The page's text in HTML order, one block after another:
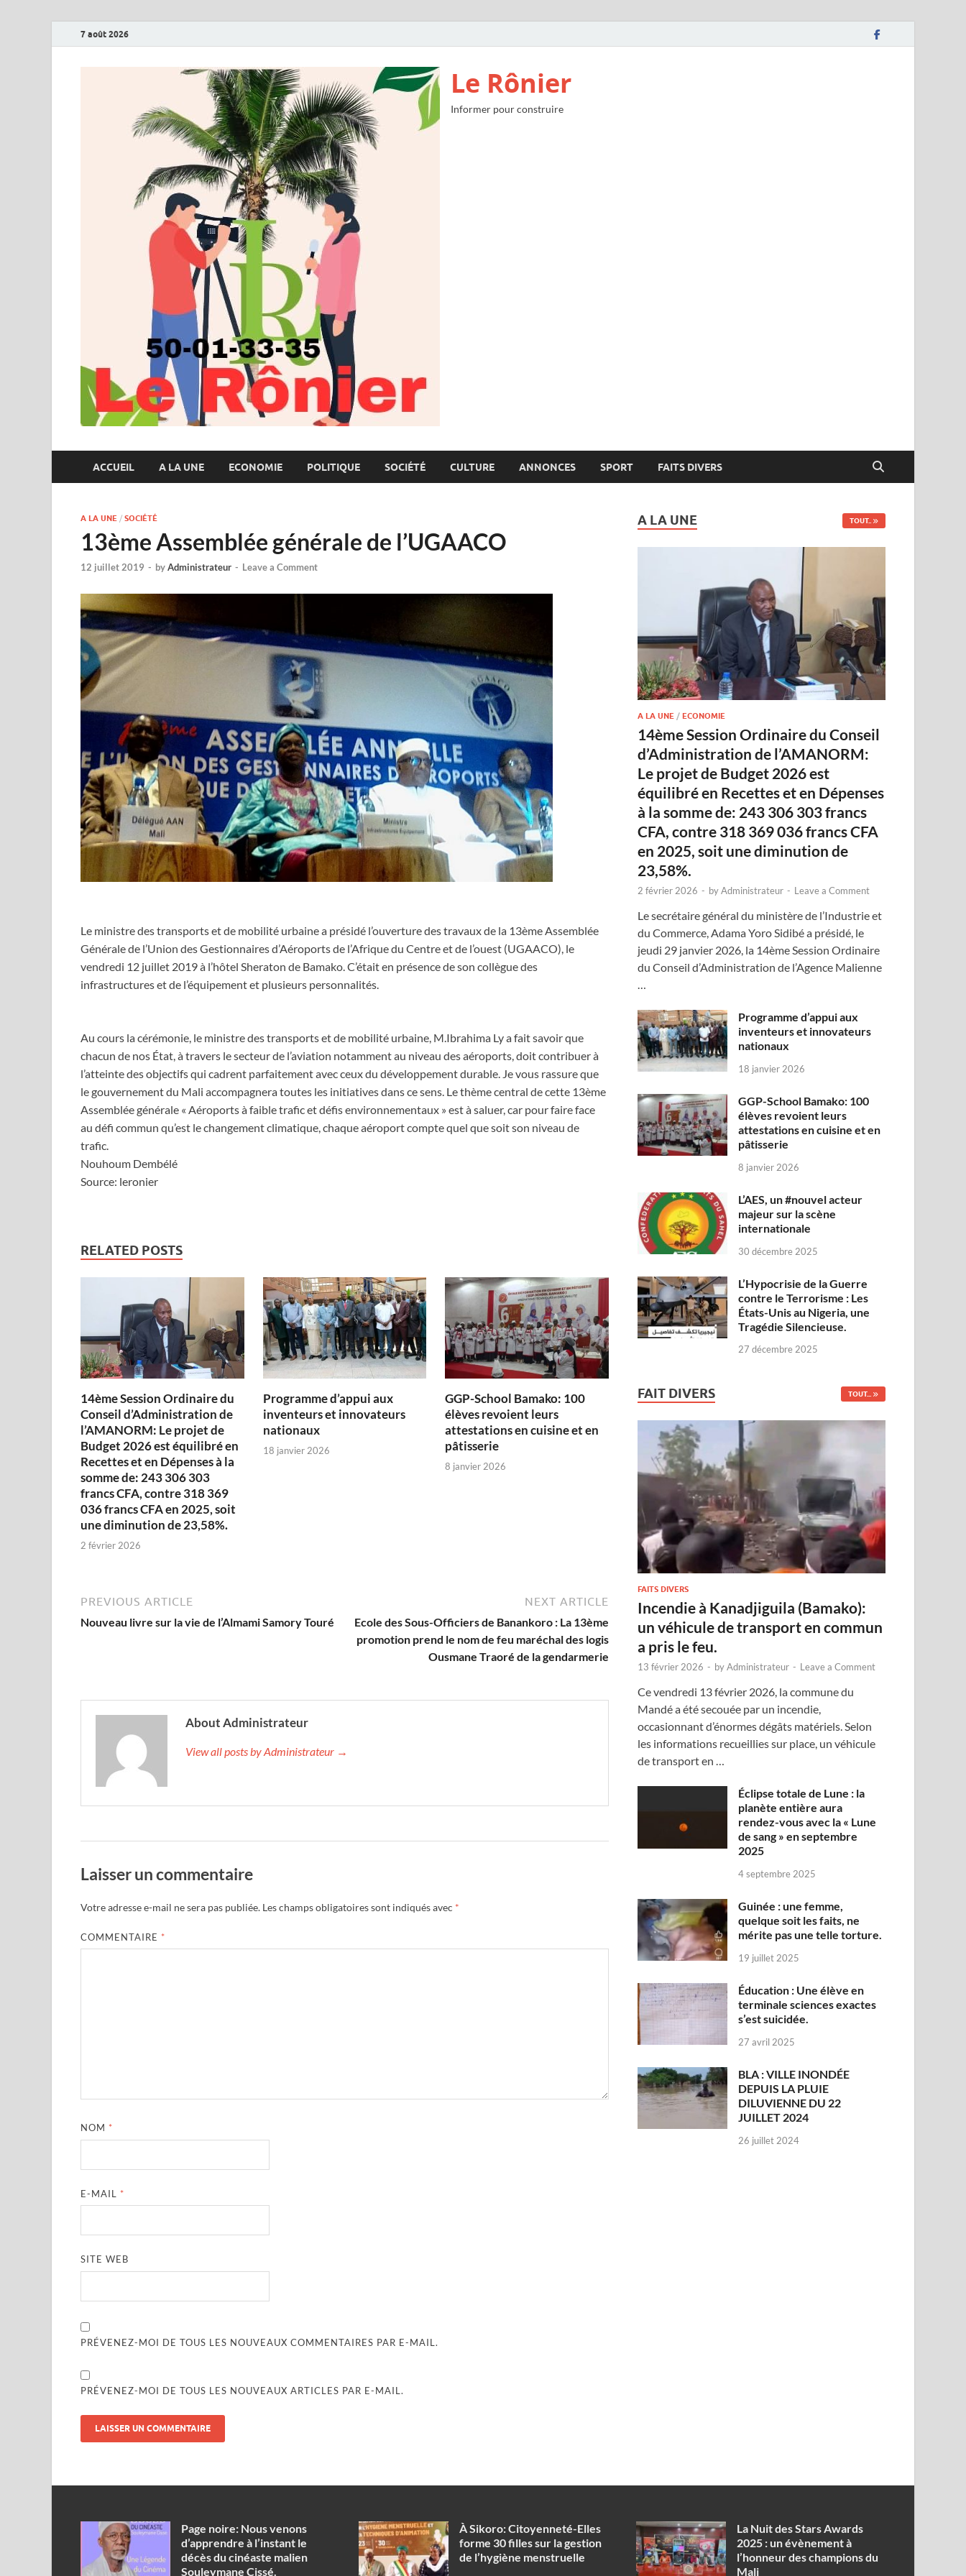
7 août 2026
Le Rônier
Informer pour construire
ACCUEIL A LA UNE ECONOMIE POLITIQUE SOCIÉTÉ CULTURE ANNONCES SPORT FAITS DIVERS
A LA UNE / SOCIÉTÉ
13ème Assemblée générale de l’UGAACO
12 juillet 2019 - byAdministrateur - Leave a Comment
Le ministre des transports et de mobilité urbaine a présidé l’ouverture des travaux de la 13ème Assemblée
Générale de l’Union des Gestionnaires d’Aéroports de l’Afrique du Centre et de l’ouest (UGAACO), le
vendredi 12 juillet 2019 à l’hôtel Sheraton de Bamako. C’était en présence de son collègue des
infrastructures et de l’équipement et plusieurs personnalités.
Au cours la cérémonie, le ministre des transports et de mobilité urbaine, M.Ibrahima Ly a fait savoir que
chacun de nos État, à travers le secteur de l’aviation notamment au niveau des aéroports, doit contribuer à
l’atteinte des objectifs qui cadrent parfaitement avec ceux du développement durable. Je vous rassure que
le gouvernement du Mali accompagnera toutes les initiatives dans ce sens. Le thème central de cette 13ème
Assemblée générale « Aéroports à faible trafic et défis environnementaux » est à saluer, car pour faire face
au défi commun qu’est le changement climatique, chaque aéroport compte quel que soit son niveau de
trafic.
Nouhoum Dembélé
Source: leronier
RELATED POSTS
14ème Session Ordinaire du
Conseil d’Administration de
l’AMANORM: Le projet de
Budget 2026 est équilibré en
Recettes et en Dépenses à la
somme de: 243 306 303
francs CFA, contre 318 369
036 francs CFA en 2025, soit
une diminution de 23,58%.
2 février 2026
Programme d’appui aux
inventeurs et innovateurs
nationaux
18 janvier 2026
GGP-School Bamako: 100
élèves revoient leurs
attestations en cuisine et en
pâtisserie
8 janvier 2026
PREVIOUS ARTICLE
Nouveau livre sur la vie de l’Almami Samory Touré
NEXT ARTICLE
Ecole des Sous-Officiers de Banankoro : La 13ème
promotion prend le nom de feu maréchal des logis
Ousmane Traoré de la gendarmerie
About Administrateur
View all posts by Administrateur →
Laisser un commentaire
Votre adresse e-mail ne sera pas publiée. Les champs obligatoires sont indiqués avec *
COMMENTAIRE *
NOM *
E-MAIL *
SITE WEB
PRÉVENEZ-MOI DE TOUS LES NOUVEAUX COMMENTAIRES PAR E-MAIL.
PRÉVENEZ-MOI DE TOUS LES NOUVEAUX ARTICLES PAR E-MAIL.
A LA UNE TOUT..
A LA UNE /ECONOMIE
14ème Session Ordinaire du Conseil
d’Administration de l’AMANORM:
Le projet de Budget 2026 est
équilibré en Recettes et en Dépenses
à la somme de: 243 306 303 francs
CFA, contre 318 369 036 francs CFA
en 2025, soit une diminution de
23,58%.
2 février 2026 - byAdministrateur - Leave a Comment
Le secrétaire général du ministère de l’Industrie et
du Commerce, Adama Yoro Sidibé a présidé, le
jeudi 29 janvier 2026, la 14ème Session Ordinaire
du Conseil d’Administration de l’Agence Malienne
…
Programme d’appui aux
inventeurs et innovateurs
nationaux
18 janvier 2026
GGP-School Bamako: 100
élèves revoient leurs
attestations en cuisine et en
pâtisserie
8 janvier 2026
L’AES, un #nouvel acteur
majeur sur la scène
internationale
30 décembre 2025
L’Hypocrisie de la Guerre
contre le Terrorisme : Les
États-Unis au Nigeria, une
Tragédie Silencieuse.
27 décembre 2025
FAIT DIVERS TOUT...
FAITS DIVERS
Incendie à Kanadjiguila (Bamako):
un véhicule de transport en commun
a pris le feu.
13 février 2026 - byAdministrateur - Leave a Comment
Ce vendredi 13 février 2026, la commune du
Mandé a été secouée par un incendie,
occasionnant d’énormes dégâts matériels. Selon
les informations recueillies sur place, un véhicule
de transport en …
Éclipse totale de Lune : la
planète entière aura
rendez-vous avec la « Lune
de sang » en septembre
2025
4 septembre 2025
Guinée : une femme,
quelque soit les faits, ne
mérite pas une telle torture.
19 juillet 2025
Éducation : Une élève en
terminale sciences exactes
s’est suicidée.
27 avril 2025
BLA : VILLE INONDÉE
DEPUIS LA PLUIE
DILUVIENNE DU 22
JUILLET 2024
26 juillet 2024
Page noire: Nous venons
d’apprendre à l’instant le
décès du cinéaste malien
Souleymane Cissé.
À Sikoro: Citoyenneté-Elles
forme 30 filles sur la gestion
de l’hygiène menstruelle
‎La Nuit des Stars Awards
2025 : un évènement à
l’honneur des champions du
Mali